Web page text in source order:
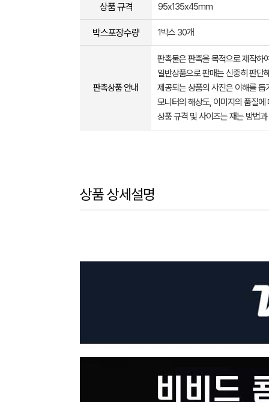
상품 규격 95x135x45mm
박스포장수량 1박스 30개
판촉상품 안내
판촉물은 판촉을 목적으로 제작하
일반상품으로 판매는 신중히 판단
제공되는 상품의 사진은 이해를
모니터의 해상도, 이미지의 품질
상품 규격 및 사이즈는 재는 방법
상품 상세설명